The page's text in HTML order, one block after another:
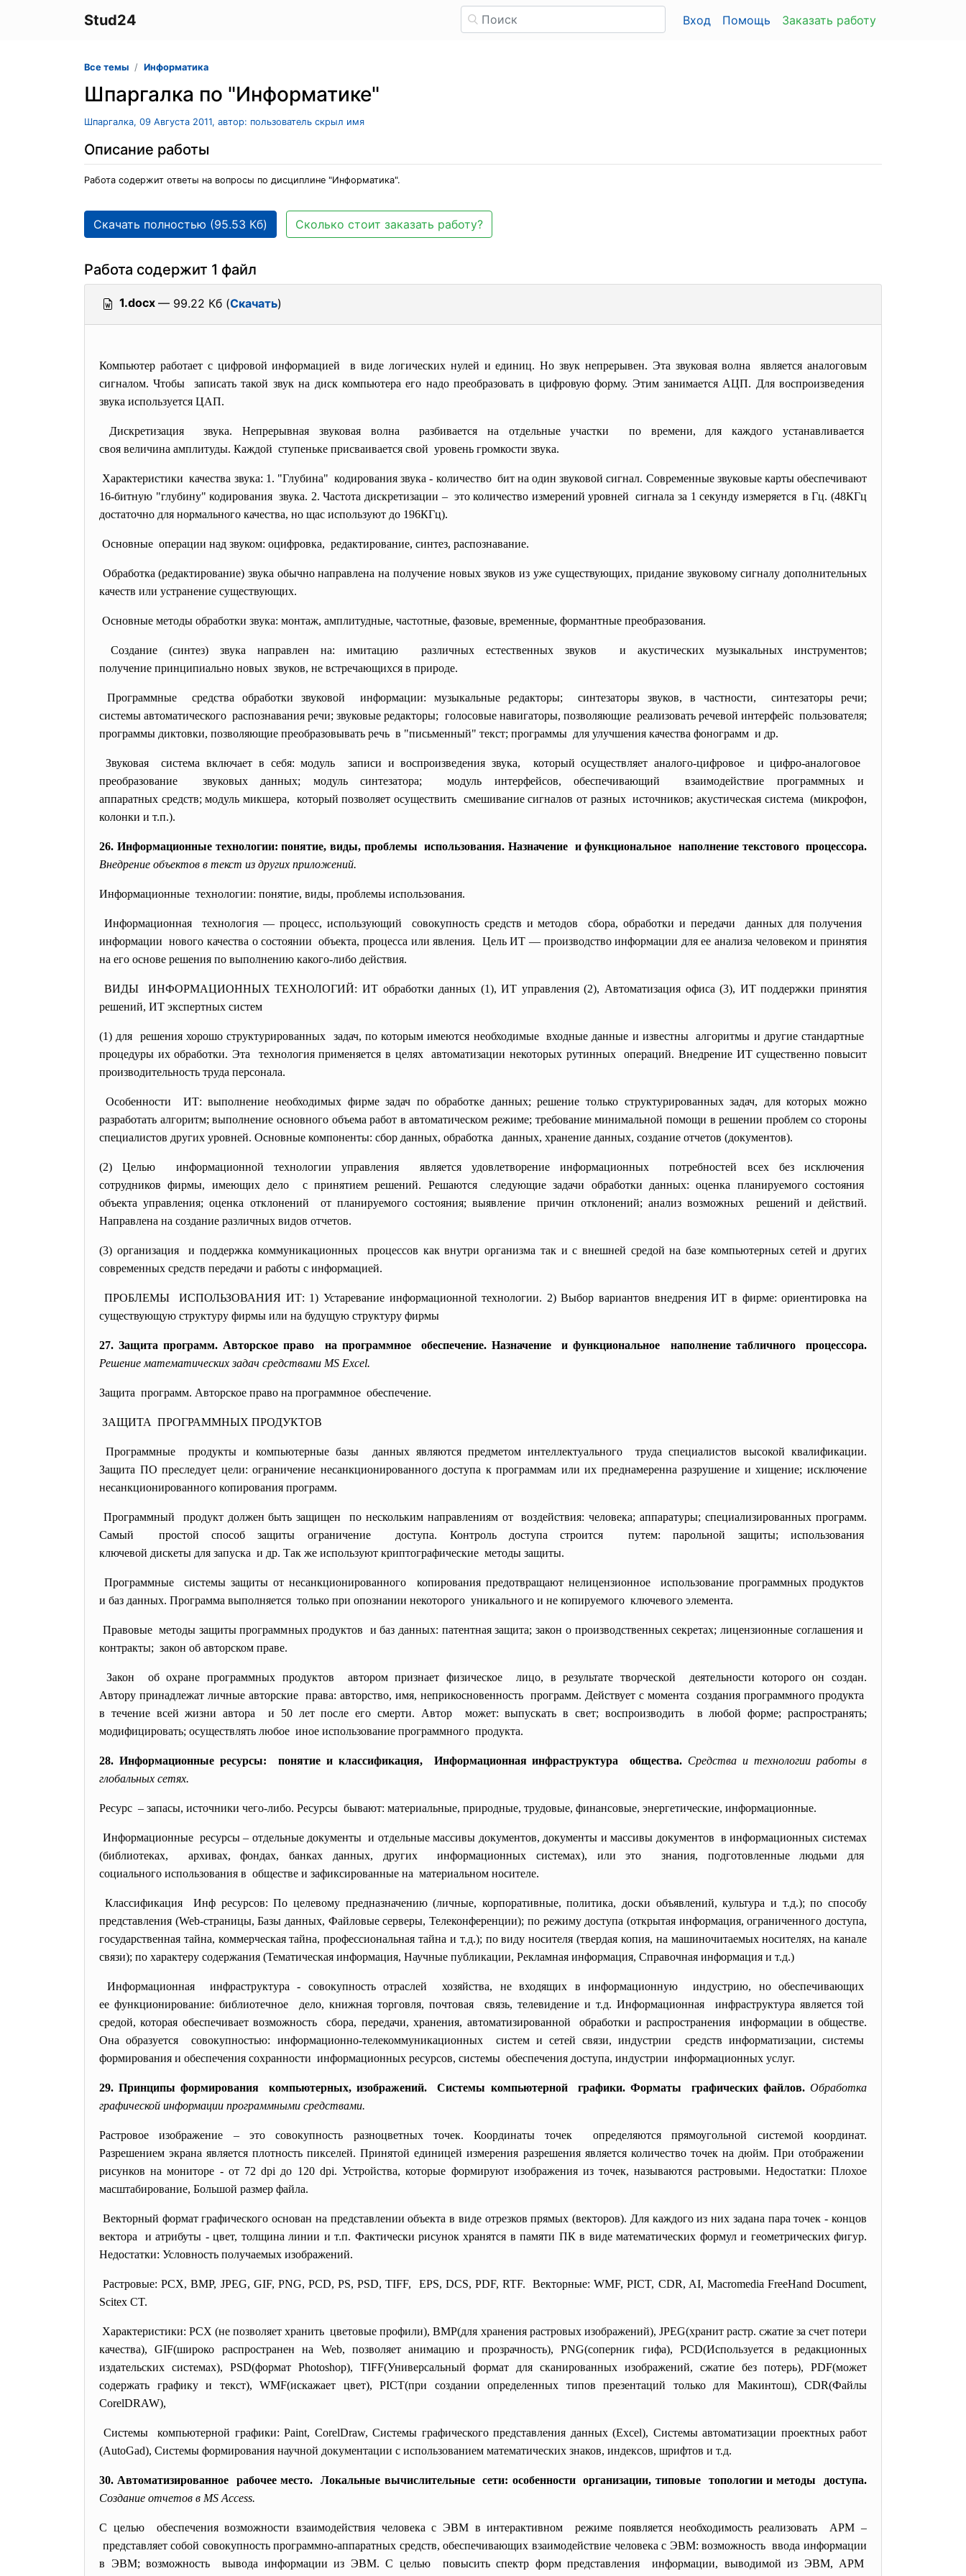
Stud24 Вход Помощь Заказать работу
Все темы Информатика
Шпаргалка по "Информатике"
Шпаргалка, 09 Августа 2011, автор: пользователь скрыл имя
Описание работы
Работа содержит ответы на вопросы по дисциплине "Информатика".
Скачать полностью (95.53 Кб) Сколько стоит заказать работу?
Работа содержит 1 файл
1.docx — 99.22 Кб (Скачать)
Компьютер работает с цифровой информацией в виде логических нулей и единиц. Но звук непрерывен. Эта звуковая волна является аналоговым
сигналом. Чтобы записать такой звук на диск компьютера его надо преобразовать в цифровую форму. Этим занимается АЦП. Для воспроизведения
звука используется ЦАП.
Дискретизация звука. Непрерывная звуковая волна разбивается на отдельныеучастки по времени, для каждогоустанавливается
своя величина амплитуды. Каждой ступеньке присваивается свой уровень громкости звука.
Характеристики качества звука: 1. "Глубина" кодирования звука - количество бит на один звуковой сигнал. Современные звуковые карты обеспечивают
16-битную "глубину" кодирования звука. 2. Частота дискретизации – это количество измеренийуровней сигнала за 1 секунду измеряется в Гц. (48КГц
достаточно для нормального качества, но щас используют до 196КГц).
Основные операции над звуком: оцифровка, редактирование, синтез, распознавание.
Обpаботка (редактирование) звука обычно напpавлена на получение новых звуков из уже существующих, придание звуковому сигналу дополнительных
качеств или устpанение существующих.
Основные методы обработки звука: монтаж, амплитудные, частотные, фазовые, временные, формантные преобразования.
Создание (синтез) звука направлен на: имитацию различных естественных звуков и акустических музыкальных инструментов;
получение принципиально новых звуков, не встpечающихся в пpиpоде.
Программные средства обработки звуковой информации: музыкальные редакторы; синтезаторы звуков, в частности, синтезаторы речи;
системы автоматического распознавания речи; звуковые редакторы; голосовые навигаторы, позволяющие реализовать речевой интерфейс пользователя;
программы диктовки, позволяющие преобразовывать речь в "письменный" текст; программы для улучшения качества фонограмм и др.
Звуковая система включает в себя: модуль записи и воспроизведения звука, который осуществляет аналого-цифровое и цифро-аналоговое
преобразование звуковых данных; модуль синтезатора; модуль интерфейсов,обеспечивающий взаимодействие программных и
аппаратных средств; модульмикшера, который позволяет осуществить смешивание сигналов от разных источников; акустическая система (микрофон,
колонки и т.п.).
26. Информационные технологии: понятие, виды, проблемы использования. Назначение и функциональное наполнение текстового процессора.
Внедрение объектов в текст из других приложений.
Информационные технологии: понятие, виды, проблемы использования.
Информационная технология — процесс, использующий совокупность средств иметодов сбора, обработки и передачи данных для получения
информации нового качества о состоянии объекта, процесса или явления. Цель ИТ — производство информации для ее анализа человеком и принятия
на его основе решения по выполнению какого-либо действия.
ВИДЫ ИНФОРМАЦИОННЫХ ТЕХНОЛОГИЙ: ИТ обработки данных (1), ИТ управления (2), Автоматизация офиса (3), ИТ поддержки принятия
решений, ИТ экспертных систем
(1) для решения хорошоструктурированных задач, по которым имеются необходимые входные данные и известны алгоритмы и другиестандартные
процедуры их обработки. Эта технология применяется в целях автоматизации некоторых рутинных операций. Внедрение ИТ существенно повысит
производительность труда персонала.
Особенности ИТ: выполнение необходимых фирме задач по обработке данных; решение только структурированных задач, для которых можно
разработать алгоритм; выполнение основного объема работ в автоматическом режиме; требование минимальной помощи в решении проблем со стороны
специалистов других уровней. Основные компоненты: сбор данных, обработка данных, хранение данных, создание отчетов (документов).
(2) Целью информационной технологииуправления является удовлетворение информационных потребностей всех безисключения
сотрудников фирмы, имеющих дело с принятием решений. Решаются следующие задачи обработки данных: оценка планируемого состояния
объекта управления; оценка отклонений от планируемого состояния; выявление причин отклонений; анализ возможных решений и действий.
Направлена на создание различных видов отчетов.
(3) организация и поддержка коммуникационных процессов как внутри организма так и с внешней средой на базе компьютерных сетей и других
современных средств передачи и работы с информацией.
ПРОБЛЕМЫ ИСПОЛЬЗОВАНИЯ ИТ: 1) Устаревание информационной технологии. 2) Выбор вариантов внедрения ИТ в фирме: ориентировка на
существующую структуру фирмы или на будущую структуру фирмы
27. Защита программ. Авторское право на программное обеспечение. Назначение и функциональное наполнение табличного процессора.
Решение математических задач средствами MS Ехсеl.
Защита программ. Авторское право на программное обеспечение.
ЗАЩИТА ПРОГРАММНЫХ ПРОДУКТОВ
Программные продукты и компьютерные базы данных являются предметом интеллектуального труда специалистов высокой квалификации.
Защита ПО преследует цели: ограничение несанкционированного доступа к программам или их преднамеренна разрушение и хищение; исключение
несанкционированного копирования программ.
Программный продукт должен быть защищен по нескольким направлениям от воздействия: человека; аппаратуры; специализированных программ.
Самый простой способ защиты ограничение доступа. Контроль доступастроится путем: парольной защиты; использования
ключевой дискеты для запуска и др. Так же используют криптографические методы защиты.
Программные системы защиты отнесанкционированного копирования предотвращают нелицензионное использование программныхпродуктов
и баз данных. Программа выполняется только при опознании некоторого уникального и не копируемого ключевого элемента.
Правовые методы защиты программныхпродуктов и баз данных: патентная защита; закон о производственныхсекретах; лицензионные соглашения и
контракты; закон об авторском праве.
Закон об охране программных продуктов автором признает физическое лицо, в результате творческой деятельности которого онсоздан.
Автору принадлежат личные авторские права: авторство, имя, неприкосновенность программ. Действует с момента создания программного продукта
в течение всей жизни автора и 50 лет после его смерти. Автор может: выпускать в свет; воспроизводить в любой форме; распространять;
модифицировать; осуществлять любое иное использование программного продукта.
28. Информационные ресурсы: понятие и классификация, Информационная инфраструктура общества. Средства и технологии работы в
глобальных сетях.
Ресурс – запасы, источники чего-либо. Ресурсы бывают: материальные, природные, трудовые, финансовые, энергетические, информационные.
Информационные ресурсы – отдельные документы и отдельные массивы документов, документы и массивы документов в информационных системах
(библиотеках, архивах, фондах, банках данных, других информационных системах), или это знания, подготовленные людьми для
социального использования в обществе и зафиксированные на материальном носителе.
Классификация Инф ресурсов: По целевому предназначению (личные, корпоративные, политика, доски объявлений, культура и т.д.); по способу
представления (Web-страницы, Базы данных, Файловые серверы, Телеконференции); по режиму доступа (открытая информация, ограниченного доступа,
государственная тайна, коммерческая тайна, профессиональная тайна и т.д.); по виду носителя (твердая копия, на машиночитаемых носителях, на канале
связи); по характеру содержания (Тематическая информация, Научные публикации, Рекламная информация, Справочная информация и т.д.)
Информационная инфраструктура - совокупность отраслей хозяйства, не входящих в информационную индустрию, но обеспечивающих
ее функционирование: библиотечное дело, книжная торговля, почтовая связь, телевидение и т.д.Информационная инфраструктура является той
средой, которая обеспечиваетвозможность сбора, передачи, хранения, автоматизированной обработки и распространения информации в обществе.
Она образуется совокупностью: информационно-телекоммуникационных систем и сетей связи,индустрии средств информатизации, системы
формирования и обеспечения сохранности информационных ресурсов, системы обеспечения доступа, индустрии информационных услуг.
29. Принципы формирования компьютерных, изображений. Системы компьютерной графики. Форматы графических файлов. Обработка
графической информации программными средствами.
Растровое изображение – это совокупность разноцветных точек. Координаты точек определяются прямоугольной системой координат.
Разрешением экрана является плотность пикселей. Принятой единицей измерения разрешения является количество точек на дюйм. При отображении
рисунков на мониторе - от 72 dpi до 120 dpi. Устройства, которые формируют изображения из точек, называются растровыми. Недостатки: Плохое
масштабирование, Большой размер файла.
Векторный формат графического основан на представлении объекта в виде отрезков прямых (векторов). Для каждого из них задана пара точек - концов
вектора и атрибуты - цвет, толщина линии и т.п. Фактически рисунок хранятся в памяти ПК в виде математических формул и геометрических фигур.
Недостатки: Условность получаемых изображений.
Растровые: PCX, BMP, JPEG, GIF, PNG, PCD, PS, PSD, TIFF, EPS, DCS, PDF, RTF. Векторные: WMF, PICT, CDR, AI, Macromedia FreeHand Document,
Scitex CT.
Характеристики: PCX (не позволяет хранить цветовые профили), BMP(для хранения растровых изображений), JPEG(хранит растр. сжатие за счет потери
качества), GIF(широко распространен на Web, позволяет анимацию и прозрачность), PNG(соперник гифа), PCD(Используется в редакционных
издательских системах), PSD(формат Photoshop), TIFF(Универсальный формат для сканированных изображений, сжатие без потерь), PDF(может
содержать графику и текст), WMF(искажает цвет), PICT(при создании определенных типов презентаций только для Макинтош), CDR(Файлы
CorelDRAW),
Системы компьютерной графики: Paint, CorelDraw, Системы графического представления данных (Excel), Системы автоматизации проектных работ
(AutoGad), Системы формирования научной документации с использованием математических знаков, индексов, шрифтов и т.д.
30. Автоматизированное рабочее место. Локальные вычислительные сети: особенности организации, типовые топологии и методы доступа.
Создание отчетов в MS Ассеss.
С целью обеспечения возможностивзаимодействия человека с ЭВМ в интерактивном режиме появляется необходимость реализовать АРМ –
представляет собой совокупность программно-аппаратных средств, обеспечивающих взаимодействие человека с ЭВМ: возможность ввода информации
в ЭВМ; возможность вывода информации из ЭВМ. С целью повысить спектр форм представления информации, выводимой из ЭВМ, АРМ